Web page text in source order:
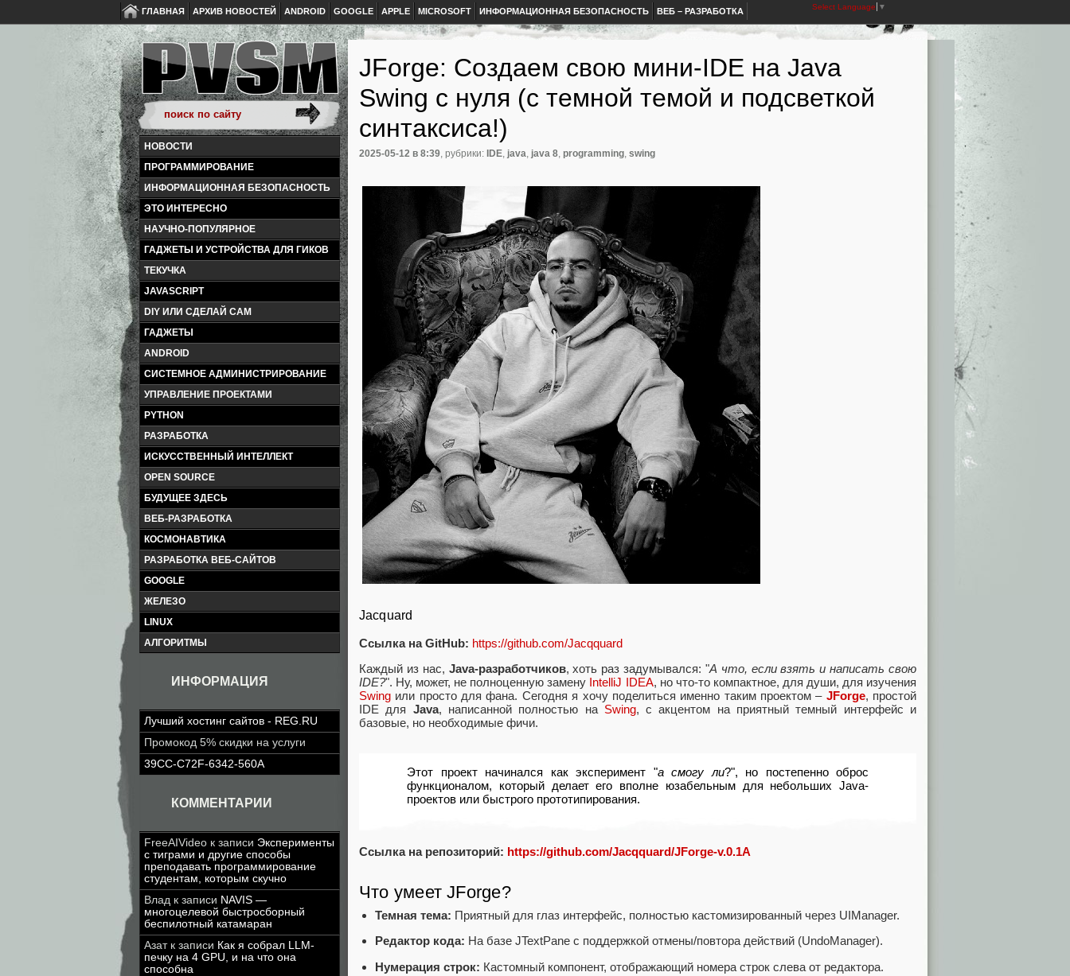
ГЛАВНАЯ АРХИВ НОВОСТЕЙ ANDROID GOOGLE APPLE MICROSOFT ИНФОРМАЦИОННАЯ БЕЗОПАСНОСТЬ ВЕБ – РАЗРАБОТКА Select Language ▼
НОВОСТИ
ПРОГРАММИРОВАНИЕ
ИНФОРМАЦИОННАЯ БЕЗОПАСНОСТЬ
ЭТО ИНТЕРЕСНО
НАУЧНО-ПОПУЛЯРНОЕ
ГАДЖЕТЫ И УСТРОЙСТВА ДЛЯ ГИКОВ
ТЕКУЧКА
JAVASCRIPT
DIY ИЛИ СДЕЛАЙ САМ
ГАДЖЕТЫ
ANDROID
СИСТЕМНОЕ АДМИНИСТРИРОВАНИЕ
УПРАВЛЕНИЕ ПРОЕКТАМИ
PYTHON
РАЗРАБОТКА
ИСКУССТВЕННЫЙ ИНТЕЛЛЕКТ
OPEN SOURCE
БУДУЩЕЕ ЗДЕСЬ
ВЕБ-РАЗРАБОТКА
КОСМОНАВТИКА
РАЗРАБОТКА ВЕБ-САЙТОВ
GOOGLE
ЖЕЛЕЗО
LINUX
АЛГОРИТМЫ
ИНФОРМАЦИЯ
Лучший хостинг сайтов - REG.RU
Промокод 5% скидки на услуги
39CC-C72F-6342-560A
КОММЕНТАРИИ
FreeAIVideo к записи Эксперименты
с тиграми и другие способы
преподавать программирование
студентам, которым скучно
Влад к записи NAVIS —
многоцелевой быстросборный
беспилотный катамаран
Азатк записи Как я собрал LLM-
печку на 4 GPU, и на что она
способна
JForge: Создаем свою мини-IDE на Java
Swing с нуля (с темной темой и подсветкой
синтаксиса!)
2025-05-12 в 8:39, рубрики: IDE, java, java 8, programming, swing
Jacquard
Ссылка на GitHub: https://github.com/Jacqquard
Каждый из нас, Java-разработчиков, хоть раз задумывался: "А что, если взять и написать свою
IDE?". Ну, может, не полноценную замену IntelliJ IDEA, но что-то компактное, для души, для изучения
Swing или просто для фана. Сегодня я хочу поделиться именно таким проектом – JForge, простой
IDE для Java, написанной полностью на Swing, с акцентом на приятный темный интерфейс и
базовые, но необходимые фичи.
Этот проект начинался как эксперимент "а смогу ли?", но постепенно оброс
функционалом, который делает его вполне юзабельным для небольших Java-
проектов или быстрого прототипирования.
Ссылка на репозиторий: https://github.com/Jacqquard/JForge-v.0.1A
Что умеет JForge?
Темная тема: Приятный для глаз интерфейс, полностью кастомизированный через UIManager.
Редактор кода: На базе JTextPane с поддержкой отмены/повтора действий (UndoManager).
Нумерация строк: Кастомный компонент, отображающий номера строк слева от редактора.